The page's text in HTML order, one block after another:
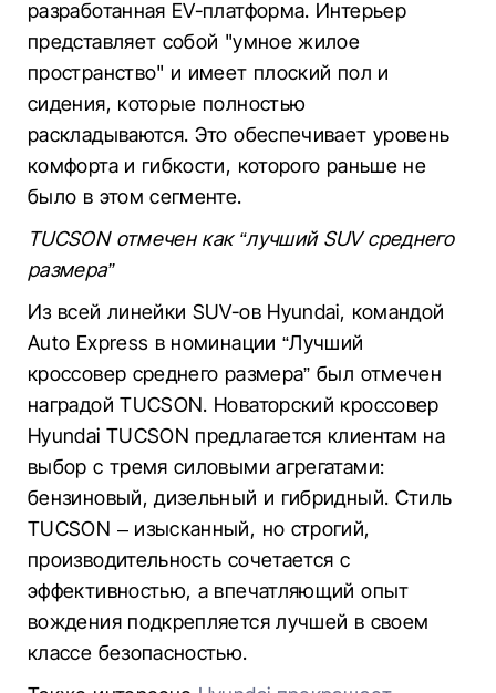
разработанная EV-платформа. Интерьер
представляет собой "умное жилое
пространство" и имеет плоский пол и
сидения, которые полностью
раскладываются. Это обеспечивает уровень
комфорта и гибкости, которого раньше не
было в этом сегменте.
TUCSON отмечен как “лучший SUV среднего
размера”
Из всей линейки SUV-ов Hyundai, командой
Auto Express в номинации “Лучший
кроссовер среднего размера” был отмечен
наградой TUCSON. Новаторский кроссовер
Hyundai TUCSON предлагается клиентам на
выбор с тремя силовыми агрегатами:
бензиновый, дизельный и гибридный. Стиль
TUCSON – изысканный, но строгий,
производительность сочетается с
эффективностью, а впечатляющий опыт
вождения подкрепляется лучшей в своем
классе безопасностью.